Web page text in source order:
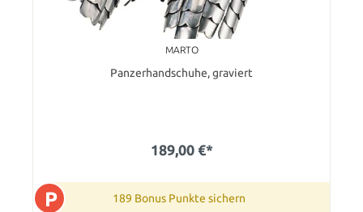
MARTO
Panzerhandschuhe, graviert
189,00 €*
P 189 Bonus Punkte sichern